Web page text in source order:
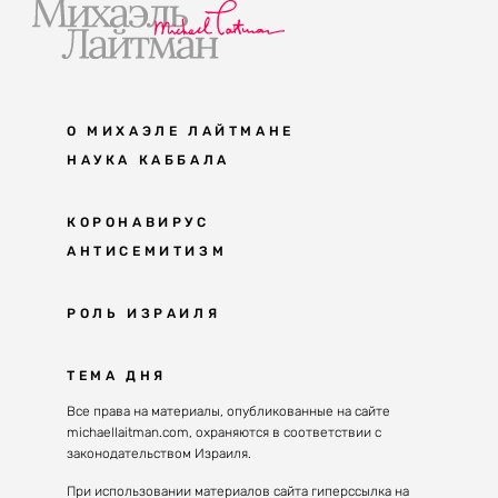
О МИХАЭЛЕ ЛАЙТМАНЕ
НАУКА КАББАЛА
Мудрость каббалы
Каббала сегодня
Великие каббалисты
Духовные состояния
Конгрессы каббалы
Каббалистическая музыка
КОРОНАВИРУС
АНТИСЕМИТИЗМ
Антисемитизм в современном мире
Решение
РОЛЬ ИЗРАИЛЯ
Почему евреи
Израиль сегодня
ТЕМА ДНЯ
Все права на материалы, опубликованные на сайте
michaellaitman.com, охраняются в соответствии с
законодательством Израиля.
При использовании материалов сайта гиперссылка на